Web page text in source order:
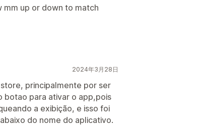
up or down to match
2024年3月28日
principalmente por ser
botao para ativar o app,pois
a exibição, e isso foi
do nome do aplicativo.